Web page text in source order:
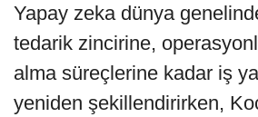
Yapay zeka dünya
tedarik zincirine,
alma süreçlerine kadar iş
yeniden şekillendirirken,